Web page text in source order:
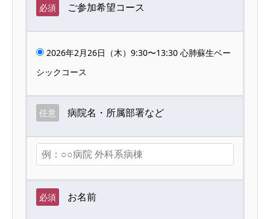
必須 ご参加希望コース
2026年2月26日（木）9:30〜13:30 心肺蘇生ベー
シックコース
任意 病院名・所属部署など
必須 お名前